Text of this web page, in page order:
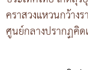
คราสวงแหวนกว้าง
ศูนย์กลางปรากฏคิ